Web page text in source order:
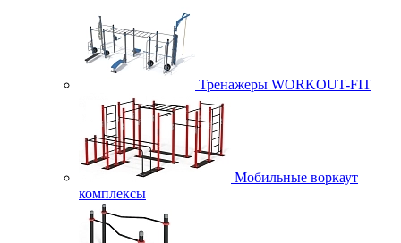
Тренажеры WORKOUT-FIT
Мобильные воркаут
комплексы